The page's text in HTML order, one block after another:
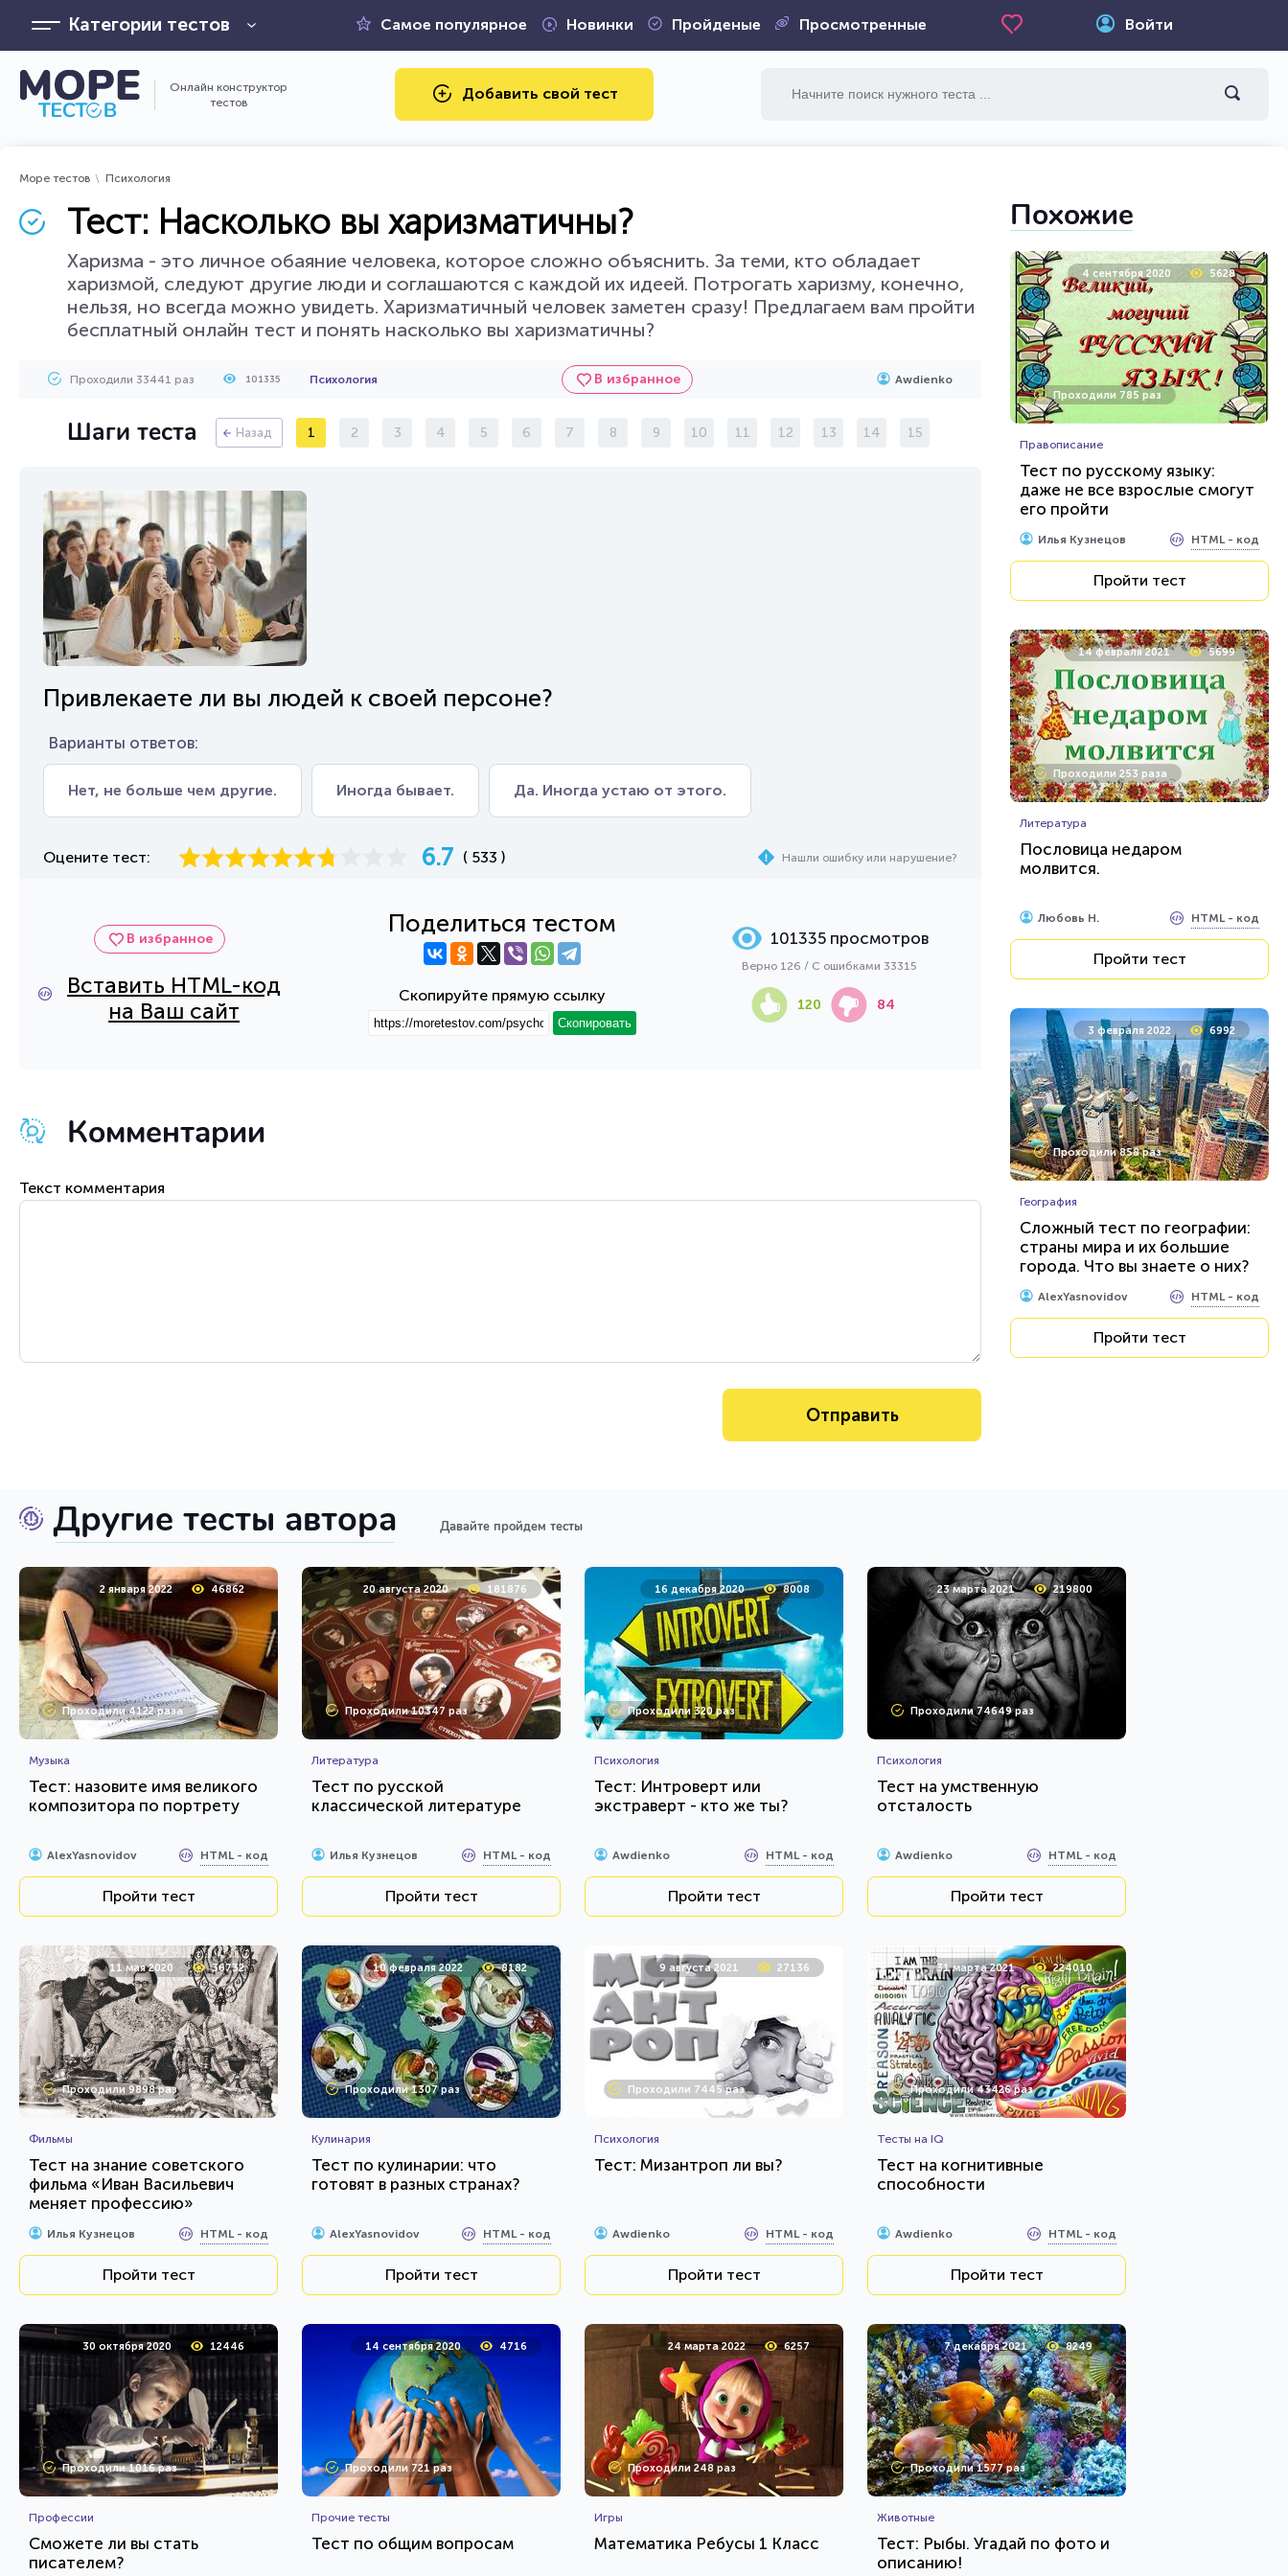
Категории тестов Самое популярное Новинки Пройденые Просмотренные Войти
Онлайн конструктор
тестов
Добавить свой тест
Море тестов Психология
Тест: Насколько вы харизматичны?
Харизма - это личное обаяние человека, которое сложно объяснить. За теми, кто обладает
харизмой, следуют другие люди и соглашаются с каждой их идеей. Потрогать харизму, конечно,
нельзя, но всегда можно увидеть. Харизматичный человек заметен сразу! Предлагаем вам пройти
бесплатный онлайн тест и понять насколько вы харизматичны?
Проходили 33441 раз 101335 Психология В избранное Awdienko
Шаги теста Назад 1 2 3 4 5 6 7 8 9 10 11 12 13 14 15
Привлекаете ли вы людей к своей персоне?
Варианты ответов:
Нет, не больше чем другие. Иногда бывает. Да. Иногда устаю от этого.
Оцените тест: 6.7 ( 533 ) Нашли ошибку или нарушение?
В избранное
Вставить HTML-код
на Ваш сайт
Поделиться тестом
Скопируйте прямую ссылку
Скопировать
101335 просмотров
Верно 126 / С ошибками 33315
120 84
Комментарии
Текст комментария
Похожие
4 сентября 2020 5628
Проходили 785 раз
Правописание
Тест по русскому языку:
даже не все взрослые смогут
его пройти
Илья Кузнецов HTML - код
Пройти тест
14 февраля 2021 5699
Проходили 253 раза
Литература
Пословица недаром
молвится.
Любовь Н. HTML - код
Пройти тест
3 февраля 2022 6992
Проходили 858 раз
География
Сложный тест по географии:
страны мира и их большие
города. Что вы знаете о них?
AlexYasnovidov HTML - код
Пройти тест
Другие тесты автора Давайте пройдем тесты
2 января 2022 46862
Проходили 4122 раза
Музыка
Тест: назовите имя великого
композитора по портрету
AlexYasnovidov HTML - код
Пройти тест
20 августа 2020 181876
Проходили 10347 раз
Литература
Тест по русской
классической литературе
Илья Кузнецов HTML - код
Пройти тест
16 декабря 2020 8008
Проходили 320 раз
Психология
Тест: Интроверт или
экстраверт - кто же ты?
Awdienko HTML - код
Пройти тест
23 марта 2021 219800
Проходили 74649 раз
Психология
Тест на умственную
отсталость
Awdienko HTML - код
Пройти тест
11 мая 2020 36732
Проходили 9898 раз
Фильмы
Тест на знание советского
фильма «Иван Васильевич
меняет профессию»
Илья Кузнецов HTML - код
Пройти тест
10 февраля 2022 8182
Проходили 1307 раз
Кулинария
Тест по кулинарии: что
готовят в разных странах?
AlexYasnovidov HTML - код
Пройти тест
9 августа 2021 27136
Проходили 7445 раз
Психология
Тест: Мизантроп ли вы?
Awdienko HTML - код
Пройти тест
31 марта 2021 224010
Проходили 43426 раз
Тесты на IQ
Тест на когнитивные
способности
Awdienko HTML - код
Пройти тест
30 октября 2020 12446
Проходили 1016 раз
Профессии
Сможете ли вы стать
писателем?
14 сентября 2020 4716
Проходили 721 раз
Прочие тесты
Тест по общим вопросам
24 марта 2022 6257
Проходили 248 раз
Игры
Математика Ребусы 1 Класс
7 декабря 2021 8249
Проходили 1577 раз
Животные
Тест: Рыбы. Угадай по фото и
описанию!